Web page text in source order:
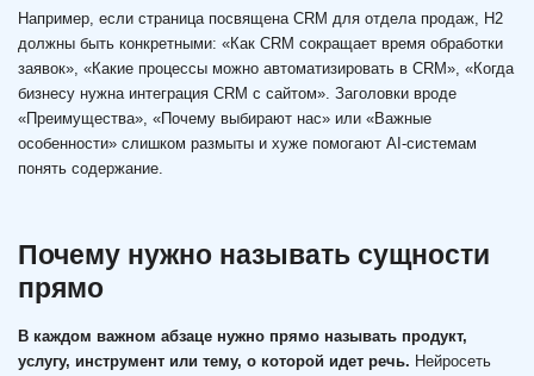
Например, если страница посвящена CRM для отдела продаж, H2
должны быть конкретными: «Как CRM сокращает время обработки
заявок», «Какие процессы можно автоматизировать в CRM», «Когда
бизнесу нужна интеграция CRM с сайтом». Заголовки вроде
«Преимущества», «Почему выбирают нас» или «Важные
особенности» слишком размыты и хуже помогают AI-системам
понять содержание.
Почему нужно называть сущности
прямо
В каждом важном абзаце нужно прямо называть продукт,
услугу, инструмент или тему, о которой идет речь. Нейросеть